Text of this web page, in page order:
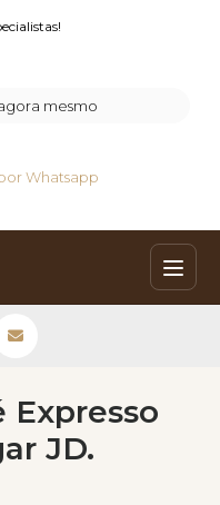
mesmo
Whatsapp
Expresso
JD.